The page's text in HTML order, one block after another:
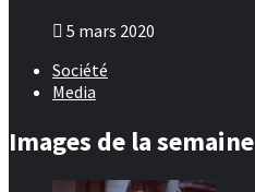
5 mars 2020
Société
Media
Images de la semaine